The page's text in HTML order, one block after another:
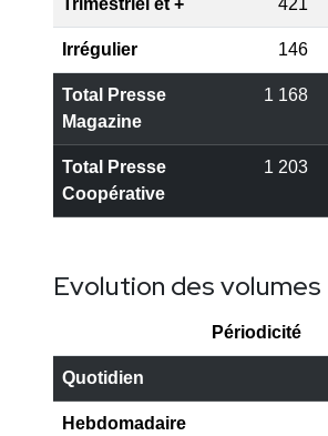
Trimestriel et + 421
Irrégulier 146
Total Presse
Magazine
1 168
Total Presse
Coopérative
1 203
Evolution des volumes
Périodicité
Quotidien
Hebdomadaire